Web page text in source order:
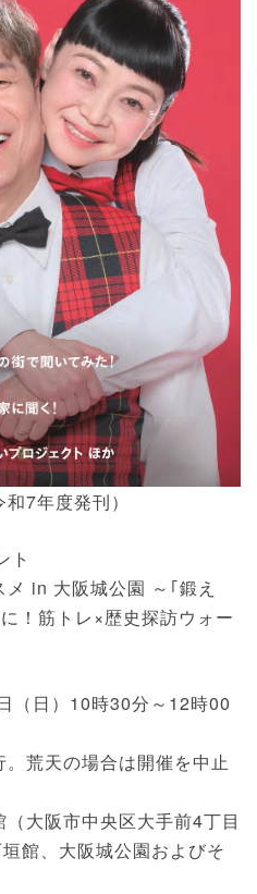
7年度発刊）
ト
in 大阪城公園 ～｢鍛え
！筋トレ×歴史探訪ウォー
（日）10時30分～12時00
の場合は開催を中止
大阪市中央区大手前4丁目
館、大阪城公園およびそ